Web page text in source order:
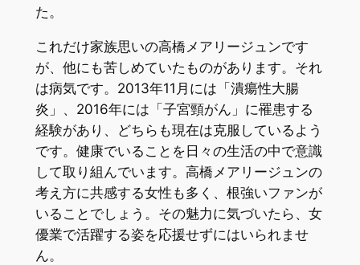
た。
これだけ家族思いの高橋メアリージュンです
が、他にも苦しめていたものがあります。それ
は病気です。2013年11月には「潰瘍性大腸
炎」、2016年には「子宮頸がん」に罹患する
経験があり、どちらも現在は克服しているよう
です。健康でいることを日々の生活の中で意識
して取り組んでいます。高橋メアリージュンの
考え方に共感する女性も多く、根強いファンが
いることでしょう。その魅力に気づいたら、女
優業で活躍する姿を応援せずにはいられませ
ん。